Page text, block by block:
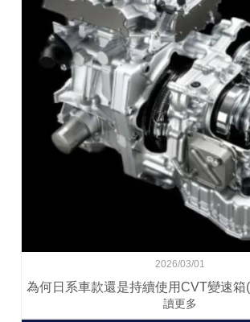
2026/03/01
為何日系車款還是持續使用CVT變速箱
讀更多